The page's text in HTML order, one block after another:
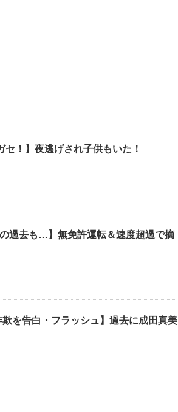
セ！】夜逃げされ子供もいた！
過去も…】無免許運転＆速度超過で摘
を告白・フラッシュ】過去に成田真美